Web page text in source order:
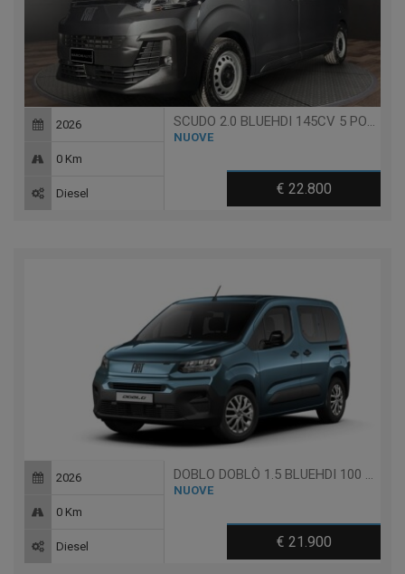
SCUDO 2.0 BLUEHDI 145CV 5 POSTI PL-TN FURGONE COMBI
NUOVE
€ 22.800
2026
0 Km
Diesel
DOBLO DOBLÒ 1.5 BLUEHDI 100 CV PC
NUOVE
€ 21.900
2026
0 Km
Diesel